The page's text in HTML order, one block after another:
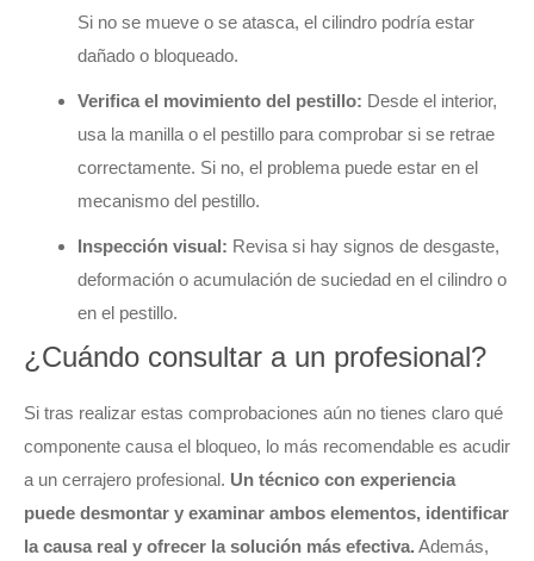
Si no se mueve o se atasca, el cilindro podría estar
dañado o bloqueado.
Verifica el movimiento del pestillo: Desde el interior,
usa la manilla o el pestillo para comprobar si se retrae
correctamente. Si no, el problema puede estar en el
mecanismo del pestillo.
Inspección visual: Revisa si hay signos de desgaste,
deformación o acumulación de suciedad en el cilindro o
en el pestillo.
¿Cuándo consultar a un profesional?
Si tras realizar estas comprobaciones aún no tienes claro qué
componente causa el bloqueo, lo más recomendable es acudir
a un cerrajero profesional. Un técnico con experiencia
puede desmontar y examinar ambos elementos, identificar
la causa real y ofrecer la solución más efectiva. Además,